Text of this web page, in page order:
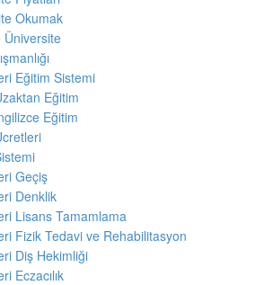
Okumak
Üniversite
Eğitim Sistemi
Eğitim
Eğitim
Geçiş
Denklik
Lisans Tamamlama
Fizik Tedavi ve Rehabilitasyon
Diş Hekimliği
Eczacılık